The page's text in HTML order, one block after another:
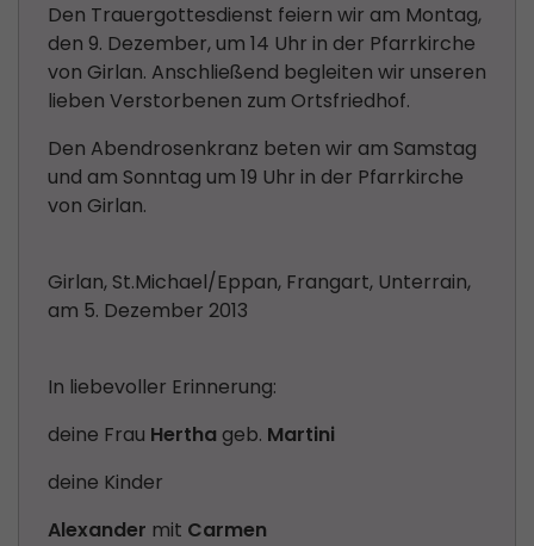
Den Trauergottesdienst feiern wir am Montag,
den 9. Dezember, um 14 Uhr in der Pfarrkirche
von Girlan. Anschließend begleiten wir unseren
lieben Verstorbenen zum Ortsfriedhof.
Den Abendrosenkranz beten wir am Samstag
und am Sonntag um 19 Uhr in der Pfarrkirche
von Girlan.
Girlan, St.Michael/Eppan, Frangart, Unterrain,
am 5. Dezember 2013
In liebevoller Erinnerung:
deine Frau Hertha geb. Martini
deine Kinder
Alexander mit Carmen